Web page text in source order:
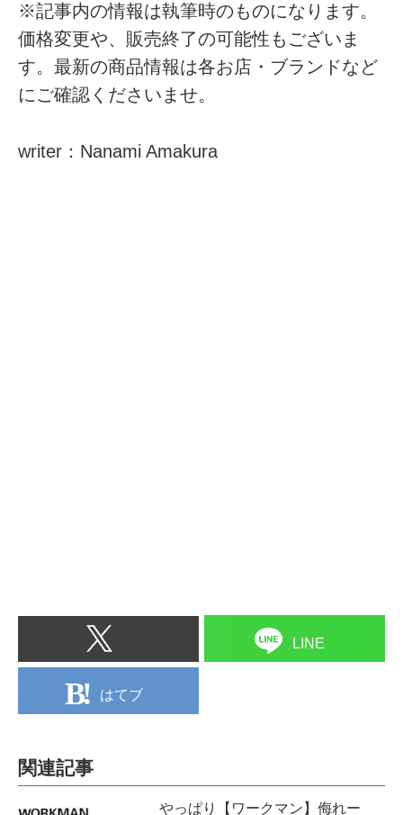
※記事内の情報は執筆時のものになります。
価格変更や、販売終了の可能性もございま
す。最新の商品情報は各お店・ブランドなど
にご確認くださいませ。
writer：Nanami Amakura
LINE
はてブ
関連記事
やっぱり【ワークマン】侮れー